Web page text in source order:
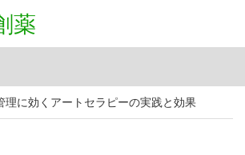
薬
理に効くアートセラピーの実践と効果